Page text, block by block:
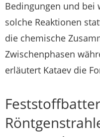
Bedingungen und bei
solche Reaktionen
die chemische
Zwischenphasen
erläutert Kataev die